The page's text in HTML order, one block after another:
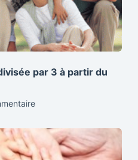
par 3 à partir du